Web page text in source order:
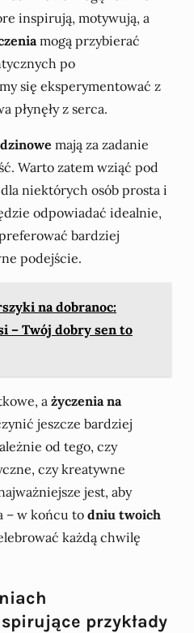
inspirują, motywują, a
mogą przybierać
po
się eksperymentować z
płynęły z serca.
mają za zadanie
Warto zatem wziąć pod
niektórych osób prosta i
odpowiadać idealnie,
bardziej
podejście.
na dobranoc:
– Twój dobry sen to
a życzenia na
jeszcze bardziej
od tego, czy
czy kreatywne
jest, aby
– w końcu to dniu twoich
każdą chwilę
przykłady